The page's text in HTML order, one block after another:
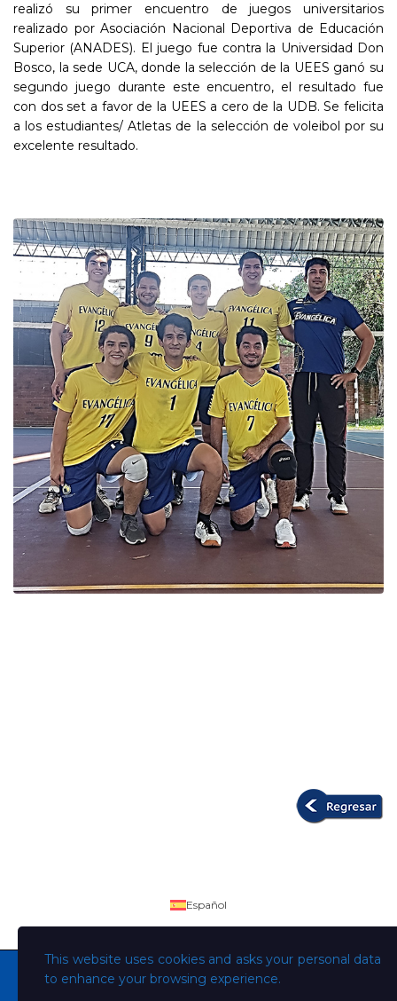
realizó su primer encuentro de juegos universitarios
realizado por Asociación Nacional Deportiva de Educación
Superior (ANADES). El juego fue contra la Universidad Don
Bosco, la sede UCA, donde la selección de la UEES ganó su
segundo juego durante este encuentro, el resultado fue
con dos set a favor de la UEES a cero de la UDB. Se felicita
a los estudiantes/ Atletas de la selección de voleibol por su
excelente resultado.
This website uses cookies and asks your personal data
to enhance your browsing experience.
Español